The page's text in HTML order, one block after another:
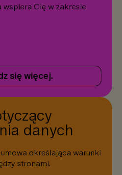
wspiera Cię w zakresie
się więcej.
danych
określająca warunki
stronami.